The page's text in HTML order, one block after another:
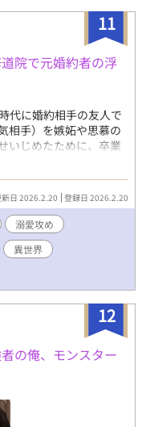
師 白銀の本格ファン
BL！ ※この作品には、
物挿入」「男体妊娠・
的な戦闘」「魔物の
母の不倫疑惑」「偽
ーエンドです） ★全21
済みにつき、最後まで
は1日1話19:10更新。
11
院で元婚約者の浮
代に婚約相手の友人で
相手）を嫉妬や思慕の
いじめたために、卒業
深く反省し、日々修行
クの突然の訪問によっ
アークはノアが罪を懺
行為はエスカレートし
欲求不満の若い身体
ずもなく……。ぐずぐ
が決壊する。 五年越
の果てに、若い二人
起させる表現がありま
日 2026.2.20 登録日 2026.2.20
溺愛攻め
異世界
12
の俺、モンスター